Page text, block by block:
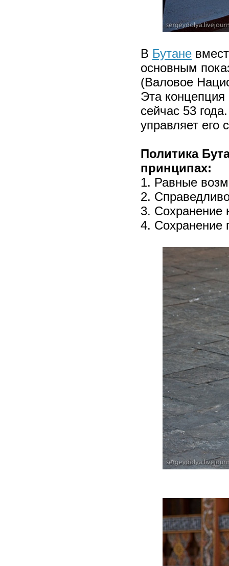
В Бутане
основным
(Валовое
Эта
сейчас 53
управляет его
Политика
принципах:
1. Равные
2.
3. Сохранение
4. Сохранение